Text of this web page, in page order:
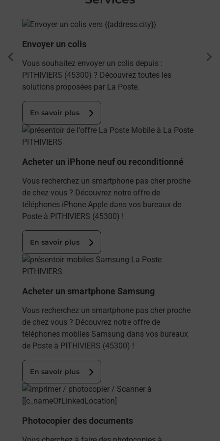
En savoir plus
Envoyer un colis
Vous souhaitez envoyer un colis depuis :
PITHIVIERS (45300) ? Découvrez toutes les
solutions proposées par La Poste.
En savoir plus
En savoir plus
Acheter un iPhone neuf ou reconditionné
Vous recherchez un smartphone pas cher proche
de chez vous ? Découvrez notre offre de
téléphones iPhone Apple dans vos bureaux de
Poste à PITHIVIERS (45300) !
En savoir plus
En savoir plus
Acheter un smartphone Samsung
Vous recherchez un smartphone pas cher proche
de chez vous ? Découvrez notre offre de
téléphones mobiles Samsung dans vos bureaux
de Poste à PITHIVIERS (45300) !
En savoir plus
En savoir plus
Photocopier des documents